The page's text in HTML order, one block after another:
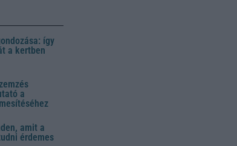
így
a kertben
a
amit a
érdemes